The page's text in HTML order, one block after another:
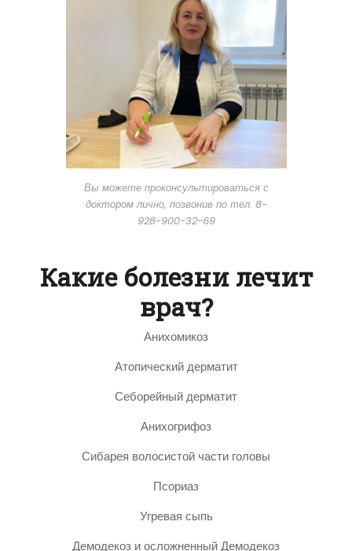
Вы можете проконсультироваться с
доктором лично, позвонив по тел. 8-
928-900-32-69
Какие болезни лечит
врач?
Анихомикоз
Атопический дерматит
Себорейный дерматит
Анихогрифоз
Сибарея волосистой части головы
Псориаз
Угревая сыпь
Демодекоз и осложненный Демодекоз